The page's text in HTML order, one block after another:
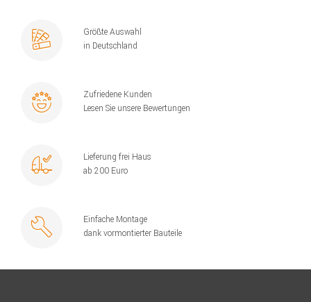
Größte Auswahl
in Deutschland
Zufriedene Kunden
Lesen Sie unsere Bewertungen
Lieferung frei Haus
ab 200 Euro
Einfache Montage
dank vormontierter Bauteile